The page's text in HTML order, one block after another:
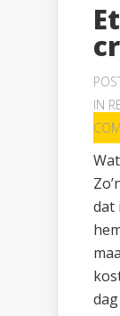
IN
dat